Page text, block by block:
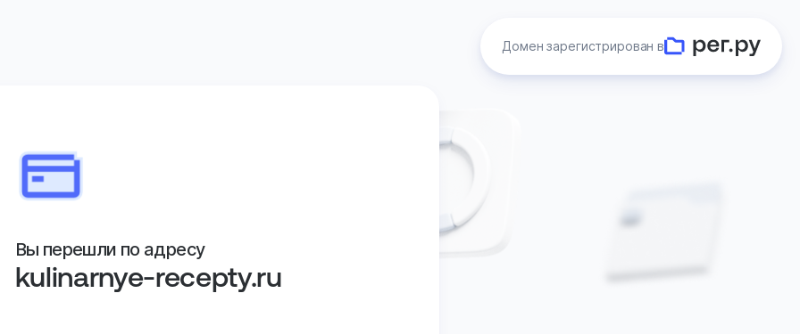
Домен зарегистрирован в
Вы перешли по адресу
kulinarnye-recepty.ru